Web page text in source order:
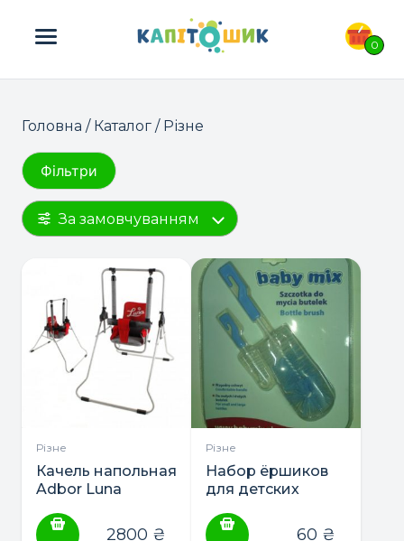
0
ПОШУК ТОВАРІВ:
Головна / Каталог / Різне
Фільтри
За замовчуванням
Різне
Качель напольная
Adbor Luna
2800 ₴
Різне
Набор ёршиков
для детских
60 ₴